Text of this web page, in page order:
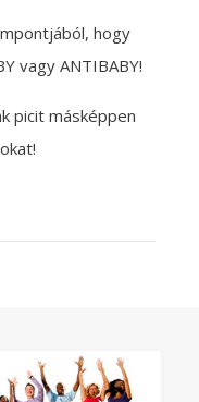
hogy
vagy ANTIBABY!
picit másképpen